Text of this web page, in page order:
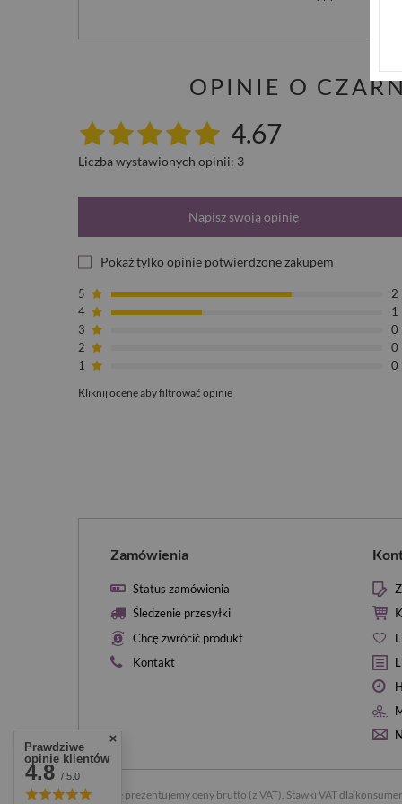
OPINIE O
4.67
Liczba wystawionych opinii: 3
Napisz swoją opinię
Pokaż tylko opinie potwierdzone zakupem
5
2
4
1
3
0
2
0
1
0
Kliknij ocenę aby filtrować opinie
Zamówienia
Status zamówienia
Śledzenie przesyłki
Chcę zwrócić produkt
Kontakt
W sklepie prezentujemy ceny brutto (z VAT). Stawki VAT dla
Prawdziwe
opinie klientów
4.8 / 5.0